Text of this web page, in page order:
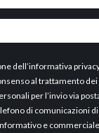
dell’informativa privacy
al trattamento dei
per l’invio via
di comunicazioni di
e commerciale